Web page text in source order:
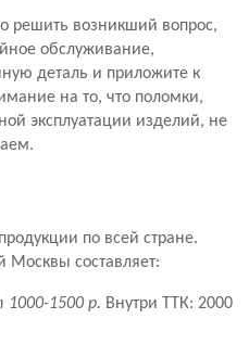
решить возникший вопрос,
обслуживание,
деталь и приложите к
на то, что поломки,
эксплуатации изделий, не
по всей стране.
Москвы составляет:
1000-1500 р. Внутри ТТК: 2000